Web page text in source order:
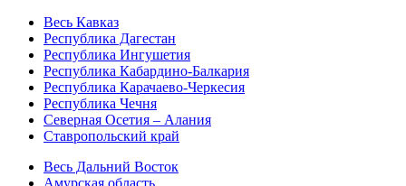
Весь Кавказ
Республика Дагестан
Республика Ингушетия
Республика Кабардино-Балкария
Республика Карачаево-Черкесия
Республика Чечня
Северная Осетия – Алания
Ставропольский край
Весь Дальний Восток
Амурская область